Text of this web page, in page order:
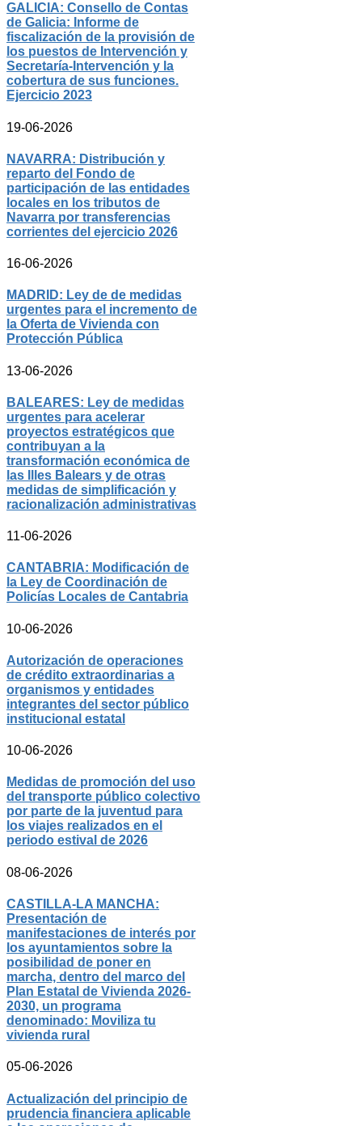
GALICIA: Consello de Contas
de Galicia: Informe de
fiscalización de la provisión de
los puestos de Intervención y
Secretaría-Intervención y la
cobertura de sus funciones.
Ejercicio 2023
19-06-2026
NAVARRA: Distribución y
reparto del Fondo de
participación de las entidades
locales en los tributos de
Navarra por transferencias
corrientes del ejercicio 2026
16-06-2026
MADRID: Ley de de medidas
urgentes para el incremento de
la Oferta de Vivienda con
Protección Pública
13-06-2026
BALEARES: Ley de medidas
urgentes para acelerar
proyectos estratégicos que
contribuyan a la
transformación económica de
las Illes Balears y de otras
medidas de simplificación y
racionalización administrativas
11-06-2026
CANTABRIA: Modificación de
la Ley de Coordinación de
Policías Locales de Cantabria
10-06-2026
Autorización de operaciones
de crédito extraordinarias a
organismos y entidades
integrantes del sector público
institucional estatal
10-06-2026
Medidas de promoción del uso
del transporte público colectivo
por parte de la juventud para
los viajes realizados en el
periodo estival de 2026
08-06-2026
CASTILLA-LA MANCHA:
Presentación de
manifestaciones de interés por
los ayuntamientos sobre la
posibilidad de poner en
marcha, dentro del marco del
Plan Estatal de Vivienda 2026-
2030, un programa
denominado: Moviliza tu
vivienda rural
05-06-2026
Actualización del principio de
prudencia financiera aplicable